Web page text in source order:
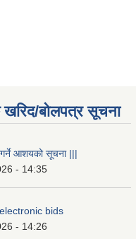
खरिद/बोलपत्र सूचना
आशयको सूचना |||
- 14:35
bids
- 14:26